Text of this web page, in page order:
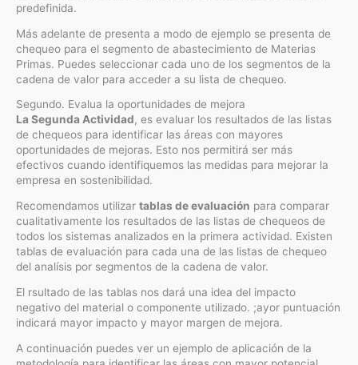
predefinida.
Más adelante de presenta a modo de ejemplo se presenta de
chequeo para el segmento de abastecimiento de Materias
Primas. Puedes seleccionar cada uno de los segmentos de la
cadena de valor para acceder a su lista de chequeo.
Segundo. Evalua la oportunidades de mejora
La Segunda Actividad, es evaluar los resultados de las listas
de chequeos para identificar las áreas con mayores
oportunidades de mejoras. Esto nos permitirá ser más
efectivos cuando identifiquemos las medidas para mejorar la
empresa en sostenibilidad.
Recomendamos utilizar tablas de evaluación para comparar
cualitativamente los resultados de las listas de chequeos de
todos los sistemas analizados en la primera actividad. Existen
tablas de evaluación para cada una de las listas de chequeo
del analísis por segmentos de la cadena de valor.
El rsultado de las tablas nos dará una idea del impacto
negativo del material o componente utilizado. ;ayor puntuación
indicará mayor impacto y mayor margen de mejora.
A continuación puedes ver un ejemplo de aplicación de la